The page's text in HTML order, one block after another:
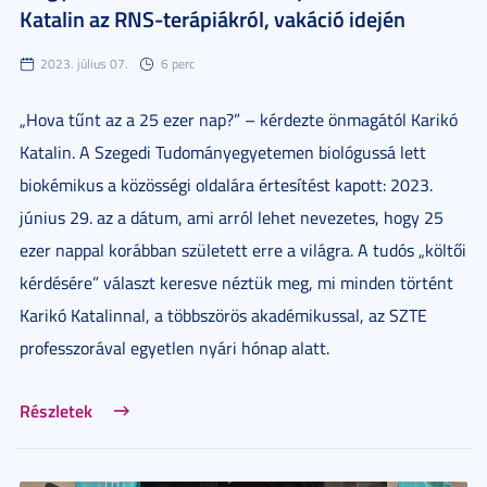
Katalin az RNS-terápiákról, vakáció idején
2023. július 07. 6 perc
„Hova tűnt az a 25 ezer nap?” – kérdezte önmagától Karikó
Katalin. A Szegedi Tudományegyetemen biológussá lett
biokémikus a közösségi oldalára értesítést kapott: 2023.
június 29. az a dátum, ami arról lehet nevezetes, hogy 25
ezer nappal korábban született erre a világra. A tudós „költői
kérdésére” választ keresve néztük meg, mi minden történt
Karikó Katalinnal, a többszörös akadémikussal, az SZTE
professzorával egyetlen nyári hónap alatt.
Részletek